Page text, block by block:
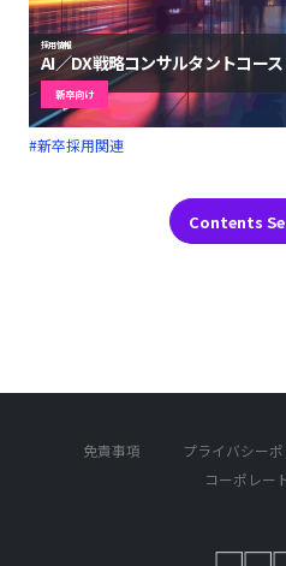
採用情報
AI／DX戦略コンサルタントコース
新卒向け
#新卒採用関連
Contents
免責事項 プライバシー
コーポレー